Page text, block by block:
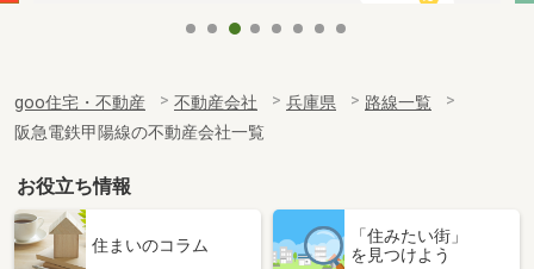
goo住宅・不動産 不動産会社 兵庫県
路線一覧
阪急電鉄甲陽線の不動産会社一覧
お役立ち情報
住まいのコラム
「住みたい街」
を見つけよう